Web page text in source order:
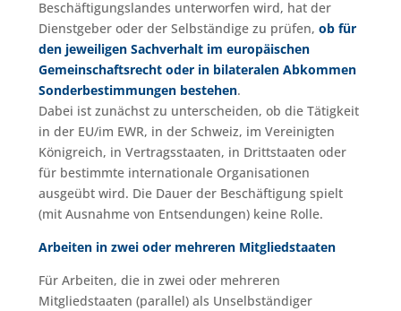
Beschäftigungslandes unterworfen wird, hat der
Dienstgeber oder der Selbständige zu prüfen, ob für
den jeweiligen Sachverhalt im europäischen
Gemeinschaftsrecht oder in bilateralen Abkommen
Sonderbestimmungen bestehen.
Dabei ist zunächst zu unterscheiden, ob die Tätigkeit
in der EU/im EWR, in der Schweiz, im Vereinigten
Königreich, in Vertragsstaaten, in Drittstaaten oder
für bestimmte internationale Organisationen
ausgeübt wird. Die Dauer der Beschäftigung spielt
(mit Ausnahme von Entsendungen) keine Rolle.
Arbeiten in zwei oder mehreren Mitgliedstaaten
Für Arbeiten, die in zwei oder mehreren
Mitgliedstaaten (parallel) als Unselbständiger